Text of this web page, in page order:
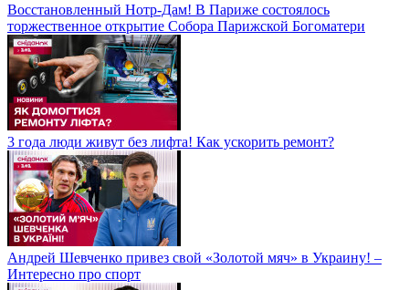
Восстановленный Нотр-Дам! В Париже состоялось
торжественное открытие Собора Парижской Богоматери
3 года люди живут без лифта! Как ускорить ремонт?
Андрей Шевченко привез свой «Золотой мяч» в Украину! –
Интересно про спорт